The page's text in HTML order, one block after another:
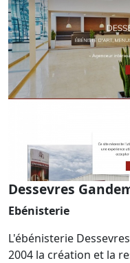
Dessevres
Ebénisterie
L'ébénisterie
2004 la création et la